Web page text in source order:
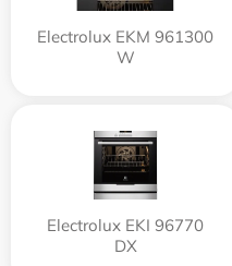
Electrolux EKM 961300
W
Electrolux EKI 96770
DX